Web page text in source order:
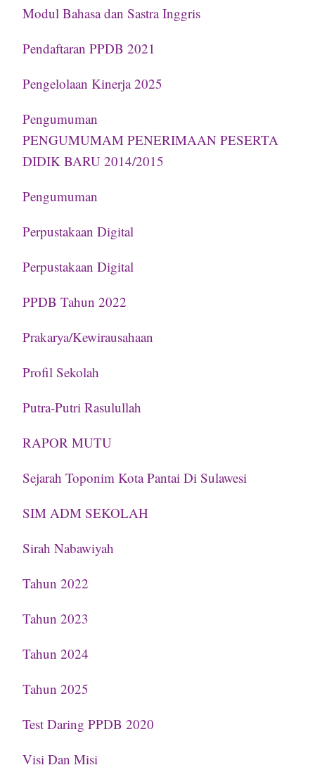
Modul Bahasa dan Sastra Inggris
Pendaftaran PPDB 2021
Pengelolaan Kinerja 2025
Pengumuman
PENGUMUMAM PENERIMAAN PESERTA
DIDIK BARU 2014/2015
Pengumuman
Perpustakaan Digital
Perpustakaan Digital
PPDB Tahun 2022
Prakarya/Kewirausahaan
Profil Sekolah
Putra-Putri Rasulullah
RAPOR MUTU
Sejarah Toponim Kota Pantai Di Sulawesi
SIM ADM SEKOLAH
Sirah Nabawiyah
Tahun 2022
Tahun 2023
Tahun 2024
Tahun 2025
Test Daring PPDB 2020
Visi Dan Misi